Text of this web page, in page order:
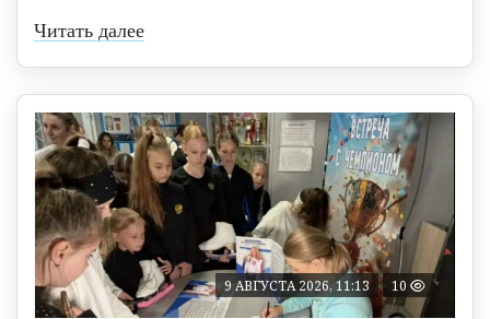
Читать далее
9 АВГУСТА 2026, 11:13 10